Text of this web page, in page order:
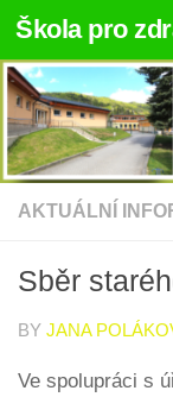
Skip to
Škola pro
AKTUÁLNÍ
Sběr
BY JANA
Ve spolupráci s